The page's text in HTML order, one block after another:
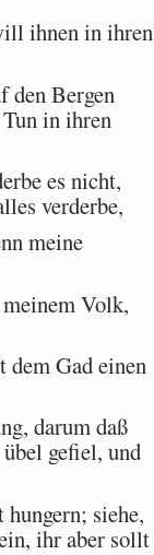
ihnen in ihren
den Bergen
in ihren
es nicht,
verderbe,
meine
Volk,
dem Gad einen
darum daß
gefiel, und
siehe,
ihr aber sollt